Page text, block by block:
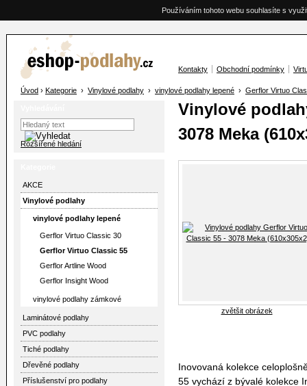
Používáním tohoto webu souhlasíte s
Kontakty Obchodní podmínky
Úvod › Kategorie › Vinylové podlahy › vinylové podlahy lepené › Gerflor Virtuo
Rozšířené hledání
AKCE
Vinylové podlahy
vinylové podlahy lepené
Gerflor Virtuo Classic 30
Gerflor Virtuo Classic 55
Gerflor Artline Wood
Gerflor Insight Wood
vinylové podlahy zámkové
Laminátové podlahy
PVC podlahy
Tiché podlahy
Dřevěné podlahy
Příslušenství pro podlahy
Vinylové
3078 Meka
zvětšit obrázek
Inovovaná kolekce
55 vychází z bývalé kolekce